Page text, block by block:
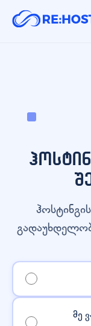
მე